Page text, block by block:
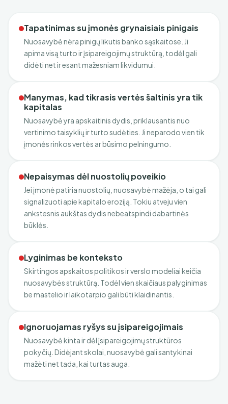
Tapatinimas su įmonės grynaisiais pinigais
Nuosavybė nėra pinigų likutis banko sąskaitose. Ji
apima visą turto ir įsipareigojimų struktūrą, todėl gali
didėti net ir esant mažesniam likvidumui.
Manymas, kad tikrasis vertės šaltinis yra tik
kapitalas
Nuosavybė yra apskaitinis dydis, priklausantis nuo
vertinimo taisyklių ir turto sudėties. Ji neparodo vien tik
įmonės rinkos vertės ar būsimo pelningumo.
Nepaisymas dėl nuostolių poveikio
Jei įmonė patiria nuostolių, nuosavybė mažėja, o tai gali
signalizuoti apie kapitalo eroziją. Tokiu atveju vien
ankstesnis aukštas dydis nebeatspindi dabartinės
būklės.
Lyginimas be konteksto
Skirtingos apskaitos politikos ir verslo modeliai keičia
nuosavybės struktūrą. Todėl vien skaičiaus palyginimas
be mastelio ir laikotarpio gali būti klaidinantis.
Ignoruojamas ryšys su įsipareigojimais
Nuosavybė kinta ir dėl įsipareigojimų struktūros
pokyčių. Didėjant skolai, nuosavybė gali santykinai
mažėti net tada, kai turtas auga.